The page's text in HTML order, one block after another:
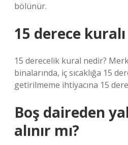
bölünür.
15 derece
15 derecelik kural nedir?
binalarında, iç sıcaklığa 15
getirilmeme ihtiyacına 15
Boş daireden
alınır mı?